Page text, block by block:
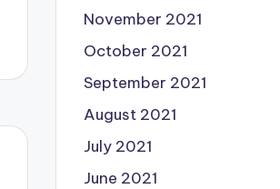
November 2021
October 2021
September 2021
August 2021
July 2021
June 2021